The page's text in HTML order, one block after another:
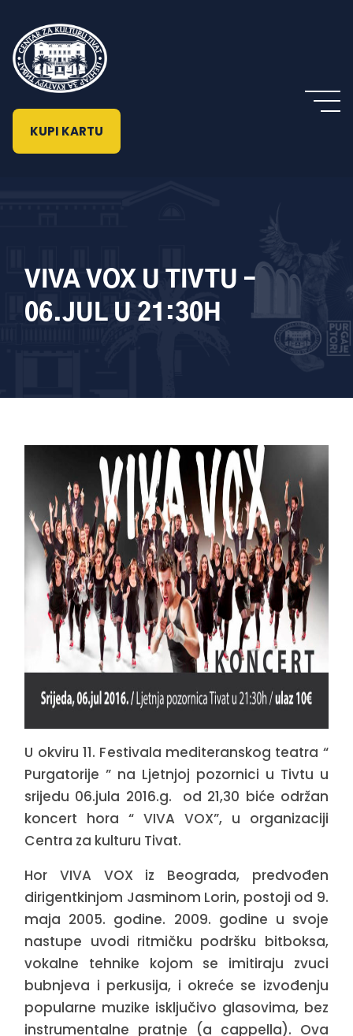
KUPI KARTU
VIVA VOX U TIVTU –
06.JUL U 21:30H
U okviru 11. Festivala mediteranskog teatra “
Purgatorije ” na Ljetnjoj pozornici u Tivtu u
srijedu 06.jula 2016.g. od 21,30 biće održan
koncert hora “ VIVA VOX”, u organizaciji
Centra za kulturu Tivat.
Hor VIVA VOX iz Beograda, predvođen
dirigentkinjom Jasminom Lorin, postoji od 9.
maja 2005. godine. 2009. godine u svoje
nastupe uvodi ritmičku podršku bitboksa,
vokalne tehnike kojom se imitiraju zvuci
bubnjeva i perkusija, i okreće se izvođenju
popularne muzike isključivo glasovima, bez
instrumentalne pratnje (a cappella). Ova